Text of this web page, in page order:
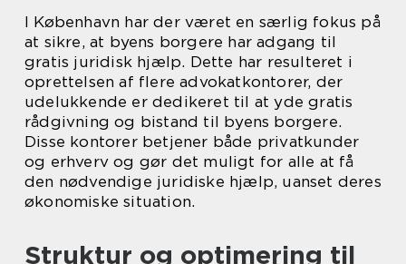
I København har der været en særlig fokus på
at sikre, at byens borgere har adgang til
gratis juridisk hjælp. Dette har resulteret i
oprettelsen af flere advokatkontorer, der
udelukkende er dedikeret til at yde gratis
rådgivning og bistand til byens borgere.
Disse kontorer betjener både privatkunder
og erhverv og gør det muligt for alle at få
den nødvendige juridiske hjælp, uanset deres
økonomiske situation.
Struktur og optimering til